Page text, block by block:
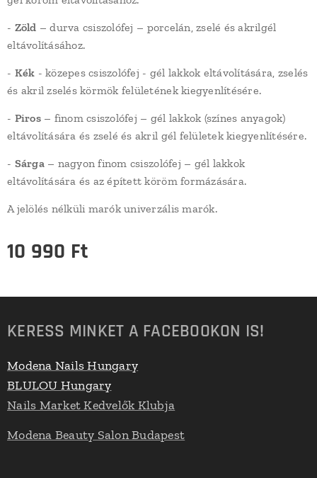
- Zöld – durva csiszolófej – porcelán, zselé és akrilgél
eltávolításához.
- Kék - közepes csiszolófej - gél lakkok eltávolítására, zselés
és akril zselés körmök felületének kiegyenlítésére.
- Piros– finom csiszolófej – gél lakkok (színes anyagok)
eltávolítására és zselé és akril gél felületek kiegyenlítésére.
- Sárga– nagyon finom csiszolófej – gél lakkok
eltávolítására és az épített köröm formázására.
A jelölés nélküli marók univerzális marók.
10 990 Ft
KERESS MINKET A FACEBOOKON IS!
Modena Nails Hungary
BLULOU Hungary
Nails Market Kedvelők Klubja
Modena Beauty Salon Budapest